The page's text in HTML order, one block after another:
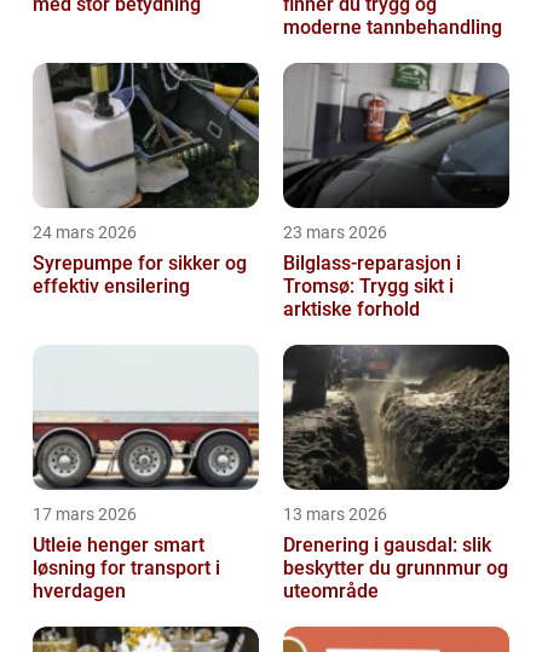
moderne tannbehandling
24 mars 2026
Syrepumpe for sikker og
effektiv ensilering
23 mars 2026
Bilglass-reparasjon i
Tromsø: Trygg sikt i
arktiske forhold
17 mars 2026
Utleie henger smart
løsning for transport i
hverdagen
13 mars 2026
Drenering i gausdal: slik
beskytter du grunnmur og
uteområde